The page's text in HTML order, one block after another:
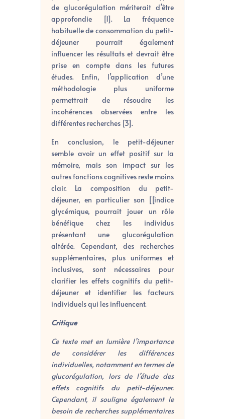
de glucorégulation mériterait d’être
approfondie [1]. La fréquence
habituelle de consommation du petit-
déjeuner pourrait également
influencer les résultats et devrait être
prise en compte dans les futures
études. Enfin, l’application d’une
méthodologie plus uniforme
permettrait de résoudre les
incohérences observées entre les
différentes recherches [3].
En conclusion, le petit-déjeuner
semble avoir un effet positif sur la
mémoire, mais son impact sur les
autres fonctions cognitives reste moins
clair. La composition du petit-
déjeuner, en particulier son [[indice
glycémique, pourrait jouer un rôle
bénéfique chez les individus
présentant une glucorégulation
altérée. Cependant, des recherches
supplémentaires, plus uniformes et
inclusives, sont nécessaires pour
clarifier les effets cognitifs du petit-
déjeuner et identifier les facteurs
individuels qui les influencent.
Critique
Ce texte met en lumière l’importance
de considérer les différences
individuelles, notamment en termes de
glucorégulation, lors de l’étude des
effets cognitifs du petit-déjeuner.
Cependant, il souligne également le
besoin de recherches supplémentaires